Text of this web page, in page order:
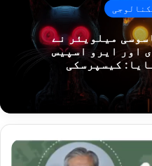
میلویئر نے
اور ایرو اسپیس
کیسپرسکی